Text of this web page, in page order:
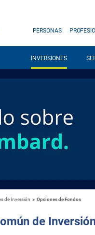
PERSONAS
INVERSIONES
de Inversión Opciones de Fondos
de